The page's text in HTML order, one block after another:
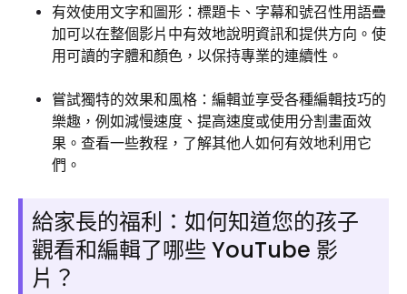
有效使用文字和圖形：標題卡、字幕和號召性用語疊
加可以在整個影片中有效地說明資訊和提供方向。使
用可讀的字體和顏色，以保持專業的連續性。
嘗試獨特的效果和風格：編輯並享受各種編輯技巧的
樂趣，例如減慢速度、提高速度或使用分割畫面效
果。查看一些教程，了解其他人如何有效地利用它
們。
給家長的福利：如何知道您的孩子
觀看和編輯了哪些 YouTube 影
片？